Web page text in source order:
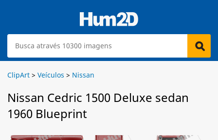
ClipArt > Veículos > Nissan
Nissan Cedric 1500 Deluxe sedan
1960 Blueprint